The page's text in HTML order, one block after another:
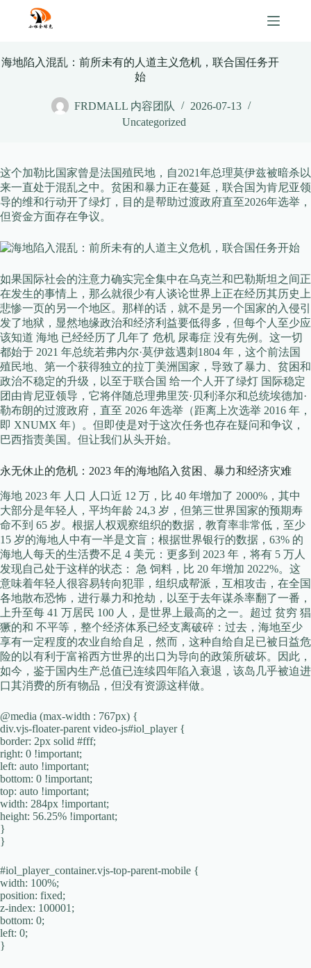
content
海地陷入混乱：前所未有的人道主义危机，联合国任务开
始
FRDMALL 内容团队
2026-07-13
Uncategorized
这个加勒比国家曾是法国殖民地，自2021年总理莫伊兹被暗杀以
来一直处于混乱之中。贫困和暴力正在蔓延，联合国为肯尼亚领
导的维和行动开了绿灯，目的是帮助过渡政府直至2026年选举，
但资金方面存在争议。
如果国际社会的注意力确实完全集中在乌克兰和巴勒斯坦之间正
在发生的事情上，那么就很少有人谈论世界上正在经历其历史上
悲惨一页的另一个地区。那样的话，就不是另一个国家的入侵引
发了地狱，显然地缘政治和经济利益要低得多，但每个人至少应
该知道 海地 已经经历了几年了 危机 尿毒症 没有先例。这一切
都始于 2021 年总统若弗内尔·莫伊兹遇刺1804 年，这个前法国
殖民地、第一个获得独立的拉丁美洲国家，导致了暴力、贫困和
政治不稳定的升级，以至于联合国 给一个人开了绿灯 国际稳定
团由肯尼亚领导，它将伴随总理弗里茨·贝利泽尔和总统埃德加·
勒布朗的过渡政府，直至 2026 年选举（距离上次选举 2016 年，
即 XNUMX 年）。但即使是对于这次任务也存在疑问和争议，
巴西指责美国。但让我们从头开始。
永无休止的危机：2023 年的海地陷入贫困、暴力和经济灾难
海地 2023 年 人口 人口近 12 万，比 40 年增加了 2000%，其中
大部分是年轻人，平均年龄 24,3 岁，但第三世界国家的预期寿
命不到 65 岁。根据人权观察组织的数据，教育率非常低，至少
15 岁的海地人中有一半是文盲；根据世界银行的数据，63% 的
海地人每天的生活费不足 4 美元：更多到 2023 年，将有 5 万人
发现自己处于这样的状态： 急 饲料，比 20 年增加 2022%。这
意味着年轻人很容易转向犯罪，组织成帮派，互相攻击，在全国
各地散布恐怖，进行暴力和抢劫，以至于去年谋杀率翻了一番，
上升至每 41 万居民 100 人，是世界上最高的之一。超过 贫穷 猖
獗的和 不平等，整个经济体系已经支离破碎：过去，海地至少
享有一定程度的农业自给自足，然而，这种自给自足已被日益危
险的以有利于富裕西方世界的出口为导向的政策所破坏。因此，
如今，鉴于国内生产总值已连续四年陷入衰退，该岛几乎被迫进
口其消费的所有物品，但没有资源这样做。
@media (max-width : 767px) {
div.vjs-floater-parent video-js#iol_player {
border: 2px solid #fff;
right: 0 !important;
left: auto !important;
bottom: 0 !important;
top: auto !important;
width: 284px !important;
height: 56.25% !important;
}
}
#iol_player_container.vjs-top-parent-mobile {
width: 100%;
position: fixed;
z-index: 100001;
bottom: 0;
left: 0;
}